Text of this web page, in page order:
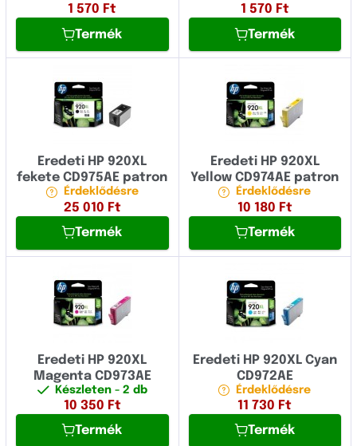
1 570 Ft
Termék
1 570 Ft
Termék
Eredeti HP 920XL
fekete CD975AE patron
Érdeklődésre
25 010 Ft
Termék
Eredeti HP 920XL
Yellow CD974AE patron
Érdeklődésre
10 180 Ft
Termék
Eredeti HP 920XL
Magenta CD973AE
Készleten - 2 db
10 350 Ft
Termék
Eredeti HP 920XL Cyan
CD972AE
Érdeklődésre
11 730 Ft
Termék